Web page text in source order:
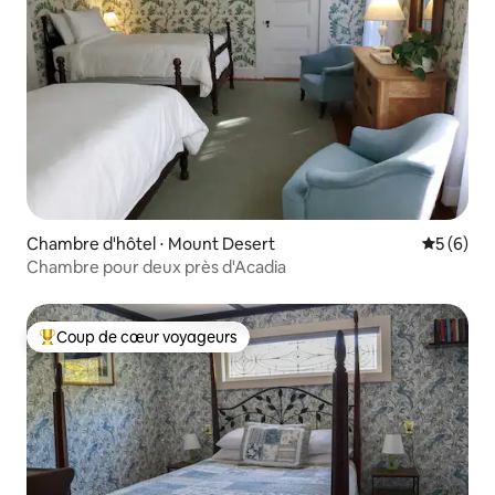
Chambre d'hôtel ⋅ Mount Desert
5 (6)
Chambre pour deux près d'Acadia
Coups de cœur voyageurs les plus appréciés
Coup de cœur voyageurs